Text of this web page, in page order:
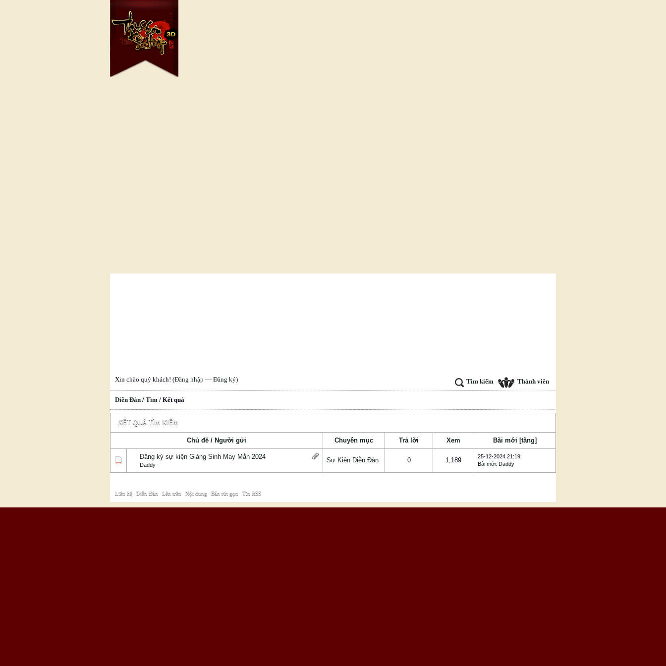
Tìm kiếm Thành viên
Xin chào quý khách! (Đăng nhập — Đăng ký)
Diễn Đàn / Tìm / Kết quả
KẾT QUẢ TÌM KIẾM
Chủ đề / Người gửi Chuyên mục Trả lời Xem Bài mới [tăng]
Đăng ký sự kiện Giáng Sinh May Mắn 2024
Daddy
Sự Kiện Diễn Đàn 0 1,189
25-12-2024 21:19
Bài mới: Daddy
Liên hệ Diễn Đàn Lên trên Nội dung Bản rút gọn Tin RSS